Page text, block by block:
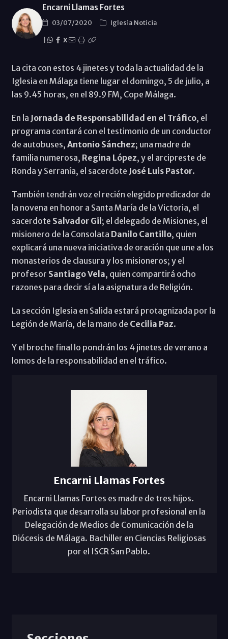
Encarni Llamas Fortes
03/07/2020
Iglesia Noticia
X
La cita con estos 4 jinetes y toda la actualidad de la
Iglesia en Málaga tiene lugar el domingo, 5 de julio, a
las 9.45 horas, en el 89.9 FM, Cope Málaga.
En la Jornada de Responsabilidad en el Tráfico, el
programa contará con el testimonio de un conductor
de autobuses, Antonio Sánchez; una madre de
familia numerosa, Regina López, y el arcipreste de
Ronda y Serranía, el sacerdote José Luis Pastor.
También tendrán voz el recién elegido predicador de
la novena en honor a Santa María de la Victoria, el
sacerdote Salvador Gil; el delegado de Misiones, el
misionero de la Consolata Danilo Cantillo, quien
explicará una nueva iniciativa de oración que une a los
monasterios de clausura y los misioneros; y el
profesor Santiago Vela, quien compartirá ocho
razones para decir sí a la asignatura de Religión.
La sección Iglesia en Salida estará protagnizada por la
Legión de María, de la mano de Cecilia Paz.
Y el broche final lo pondrán los 4 jinetes de verano a
lomos de la responsabilidad en el tráfico.
Encarni Llamas Fortes
Encarni Llamas Fortes es madre de tres hijos.
Periodista que desarrolla su labor profesional en la
Delegación de Medios de Comunicación de la
Diócesis de Málaga. Bachiller en Ciencias Religiosas
por el ISCR San Pablo.